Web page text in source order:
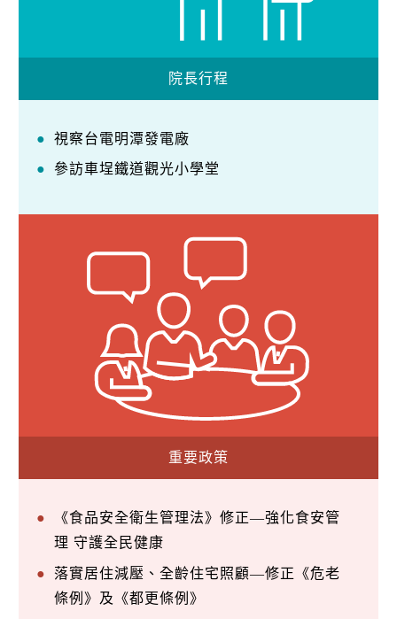
院長行程
視察台電明潭發電廠
參訪車埕鐵道觀光小學堂
重要政策
《食品安全衛生管理法》修正—強化食安管
理 守護全民健康
落實居住減壓、全齡住宅照顧—修正《危老
條例》及《都更條例》